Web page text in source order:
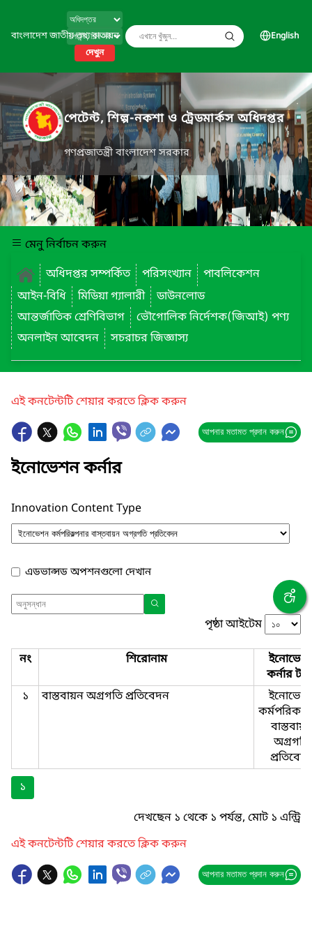
বাংলাদেশ জাতীয় তথ্য বাতায়ন
দেখুন
English
পেটেন্ট, শিল্প-নকশা ও ট্রেডমার্কস অধিদপ্তর
গণপ্রজাতন্ত্রী বাংলাদেশ সরকার
মেনু নির্বাচন করুন
অধিদপ্তর সম্পর্কিত
পরিসংখ্যান
পাবলিকেশন
আইন-বিধি
মিডিয়া গ্যালারী
ডাউনলোড
আন্তর্জাতিক শ্রেণিবিভাগ
ভৌগোলিক নির্দেশক(জিআই) পণ্য
অনলাইন আবেদন
সচরাচর জিজ্ঞাস্য
এই কনটেন্টটি শেয়ার করতে ক্লিক করুন
আপনার মতামত প্রদান করুন
ইনোভেশন কর্নার
Innovation Content Type
এডভান্সড অপশনগুলো দেখান
পৃষ্ঠা আইটেম
নং শিরোনাম
কর্নার
১
বাস্তবায়ন অগ্রগতি প্রতিবেদন
বাস্তবায়ন
অগ্রগতি
১
দেখছেন ১ থেকে ১ পর্যন্ত, মোট ১ এন্ট্রি
এই কনটেন্টটি শেয়ার করতে ক্লিক করুন
আপনার মতামত প্রদান করুন